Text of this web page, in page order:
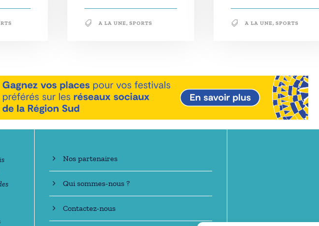
A LA UNE, SPORTS A LA UNE, SPORTS
En savoir +
Nos partenaires
Qui sommes-nous ?
Contactez-nous